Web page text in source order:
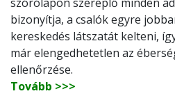
bizonyítja, a csalók egyre
kereskedés látszatát kelteni,
már elengedhetetlen az
ellenőrzése.
Tovább >>>